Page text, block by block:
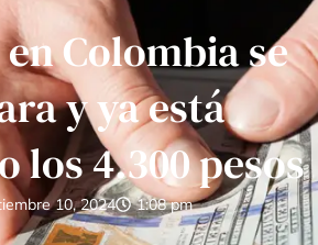
Colombia se
y ya está
los 4.300 pesos
10, 2024 1:08 pm